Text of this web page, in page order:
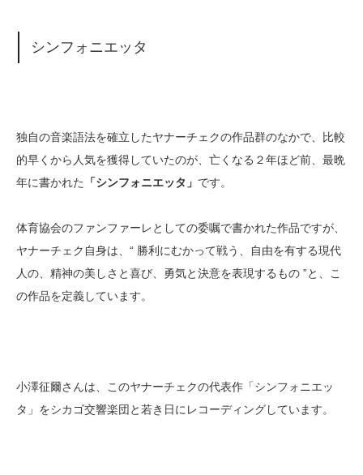
シンフォニエッタ
独自の音楽語法を確立したヤナーチェクの作品群のなかで、比較
的早くから人気を獲得していたのが、亡くなる２年ほど前、最晩
年に書かれた
「シンフォニエッタ」 です。
体育協会のファンファーレとしての委嘱で書かれた作品ですが、
ヤナーチェク自身は、“ 勝利にむかって戦う、自由を有する現代
人の、精神の美しさと喜び、勇気と決意を表現するもの ”と、こ
の作品を定義しています。
小澤征爾さんは、このヤナーチェクの代表作「シンフォニエッ
タ」をシカゴ交響楽団と若き日にレコーディングしています。